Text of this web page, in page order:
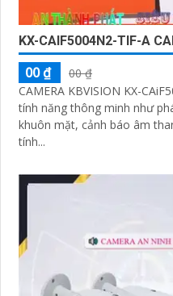
KX-CAIF5004N2-TIF-A
00 ₫
00 ₫
CAMERA KBVISION KX-
tính năng thông minh như
khuôn mặt, cảnh báo âm
tính...